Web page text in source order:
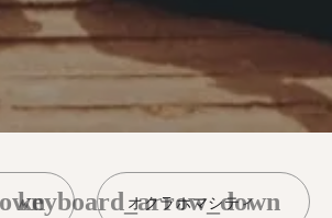
オクラホマシティ
keyboard_arrow_down